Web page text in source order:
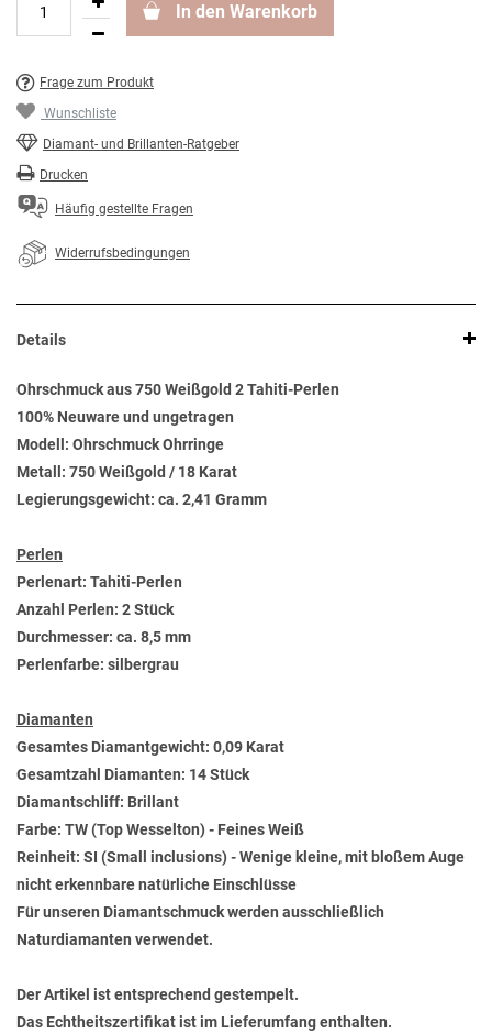
In den Warenkorb
Frage zum Produkt
Wunschliste
Diamant- und Brillanten-Ratgeber
Drucken
Häufig gestellte Fragen
Widerrufsbedingungen
Details
Ohrschmuck aus 750 Weißgold 2 Tahiti-Perlen
100% Neuware und ungetragen
Modell: Ohrschmuck Ohrringe
Metall: 750 Weißgold / 18 Karat
Legierungsgewicht: ca. 2,41 Gramm
Perlen
Perlenart: Tahiti-Perlen
Anzahl Perlen: 2 Stück
Durchmesser: ca. 8,5 mm
Perlenfarbe: silbergrau
Diamanten
Gesamtes Diamantgewicht: 0,09 Karat
Gesamtzahl Diamanten: 14 Stück
Diamantschliff: Brillant
Farbe: TW (Top Wesselton) - Feines Weiß
Reinheit: SI (Small inclusions) - Wenige kleine, mit bloßem Auge
nicht erkennbare natürliche Einschlüsse
Für unseren Diamantschmuck werden ausschließlich
Naturdiamanten verwendet.
Der Artikel ist entsprechend gestempelt.
Das Echtheitszertifikat ist im Lieferumfang enthalten.